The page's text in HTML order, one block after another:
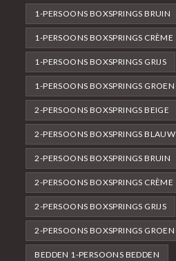
1-PERSOONS BOXSPRINGS BRUIN
1-PERSOONS BOXSPRINGS CRÈME
1-PERSOONS BOXSPRINGS GRIJS
1-PERSOONS BOXSPRINGS GROEN
2-PERSOONS BOXSPRINGS BEIGE
2-PERSOONS BOXSPRINGS BLAUW
2-PERSOONS BOXSPRINGS BRUIN
2-PERSOONS BOXSPRINGS CRÈME
2-PERSOONS BOXSPRINGS GRIJS
2-PERSOONS BOXSPRINGS GROEN
BEDDEN 1-PERSOONS BEDDEN